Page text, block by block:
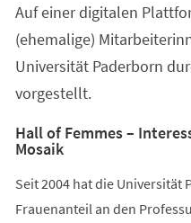
neuen
Tab)
Auf einer digitalen
(ehemalige)
Universität Paderborn
vorgestellt.
Hall of Femmes –
Mosaik
Seit 2004 hat die Universität
Frauenanteil an den